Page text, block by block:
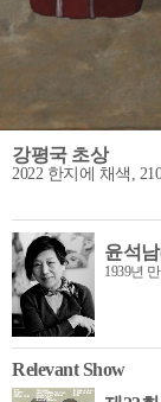
강평국 초상
2022 한지에 채색,
윤석
1939년
Relevant Show